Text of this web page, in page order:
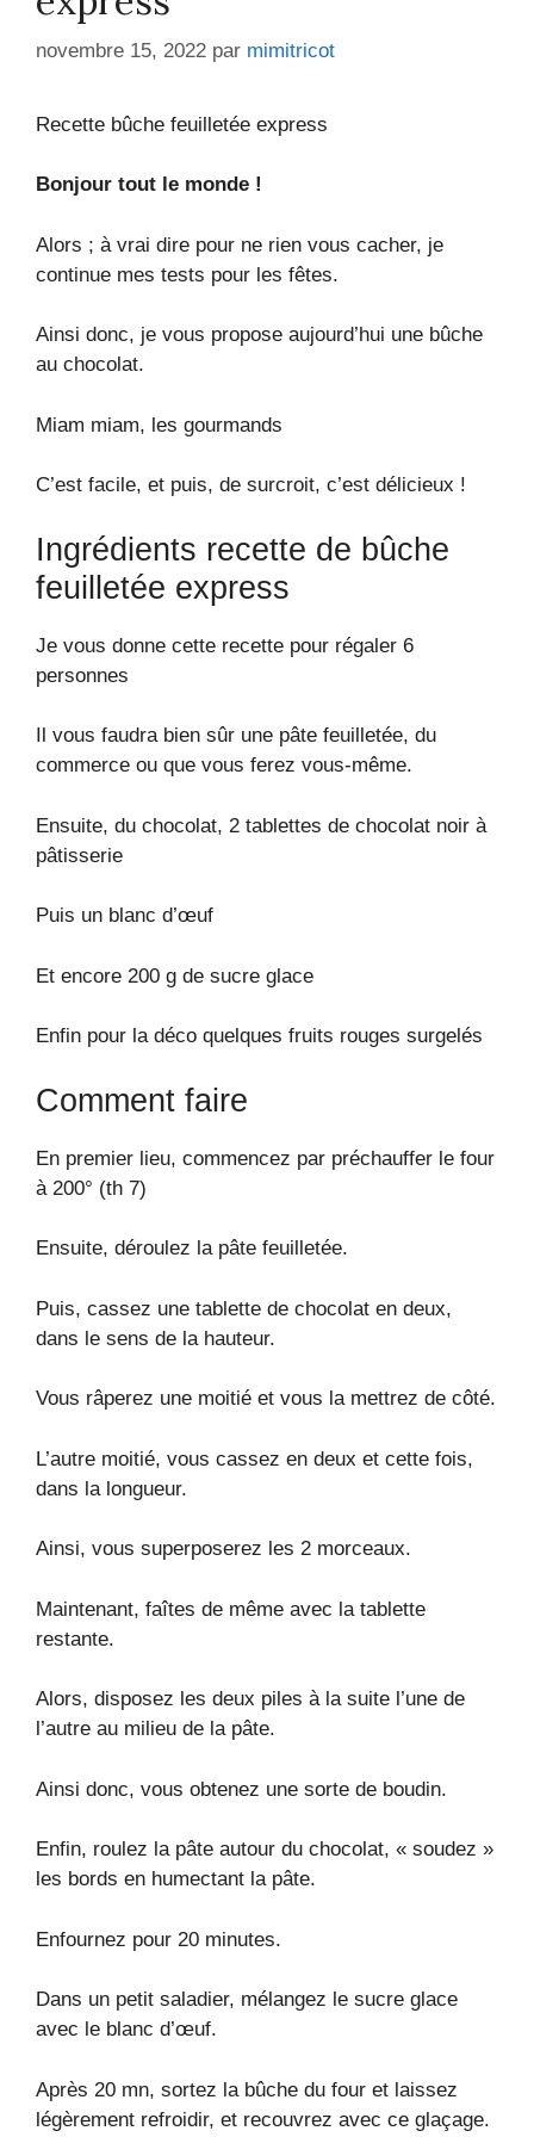
novembre 15, 2022 par mimitricot
Recette bûche feuilletée express
Bonjour tout le monde !
Alors ; à vrai dire pour ne rien vous cacher, je
continue mes tests pour les fêtes.
Ainsi donc, je vous propose aujourd’hui une bûche
au chocolat.
Miam miam, les gourmands
C’est facile, et puis, de surcroit, c’est délicieux !
Ingrédients recette de bûche
feuilletée express
Je vous donne cette recette pour régaler 6
personnes
Il vous faudra bien sûr une pâte feuilletée, du
commerce ou que vous ferez vous-même.
Ensuite, du chocolat, 2 tablettes de chocolat noir à
pâtisserie
Puis un blanc d’œuf
Et encore 200 g de sucre glace
Enfin pour la déco quelques fruits rouges surgelés
Comment faire
En premier lieu, commencez par préchauffer le four
à 200° (th 7)
Ensuite, déroulez la pâte feuilletée.
Puis, cassez une tablette de chocolat en deux,
dans le sens de la hauteur.
Vous râperez une moitié et vous la mettrez de côté.
L’autre moitié, vous cassez en deux et cette fois,
dans la longueur.
Ainsi, vous superposerez les 2 morceaux.
Maintenant, faîtes de même avec la tablette
restante.
Alors, disposez les deux piles à la suite l’une de
l’autre au milieu de la pâte.
Ainsi donc, vous obtenez une sorte de boudin.
Enfin, roulez la pâte autour du chocolat, « soudez »
les bords en humectant la pâte.
Enfournez pour 20 minutes.
Dans un petit saladier, mélangez le sucre glace
avec le blanc d’œuf.
Après 20 mn, sortez la bûche du four et laissez
légèrement refroidir, et recouvrez avec ce glaçage.